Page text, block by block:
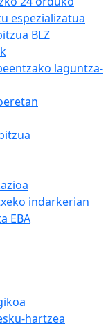
espezializatua
BLZ
laguntza-
indarkerian
EBA
hartzea